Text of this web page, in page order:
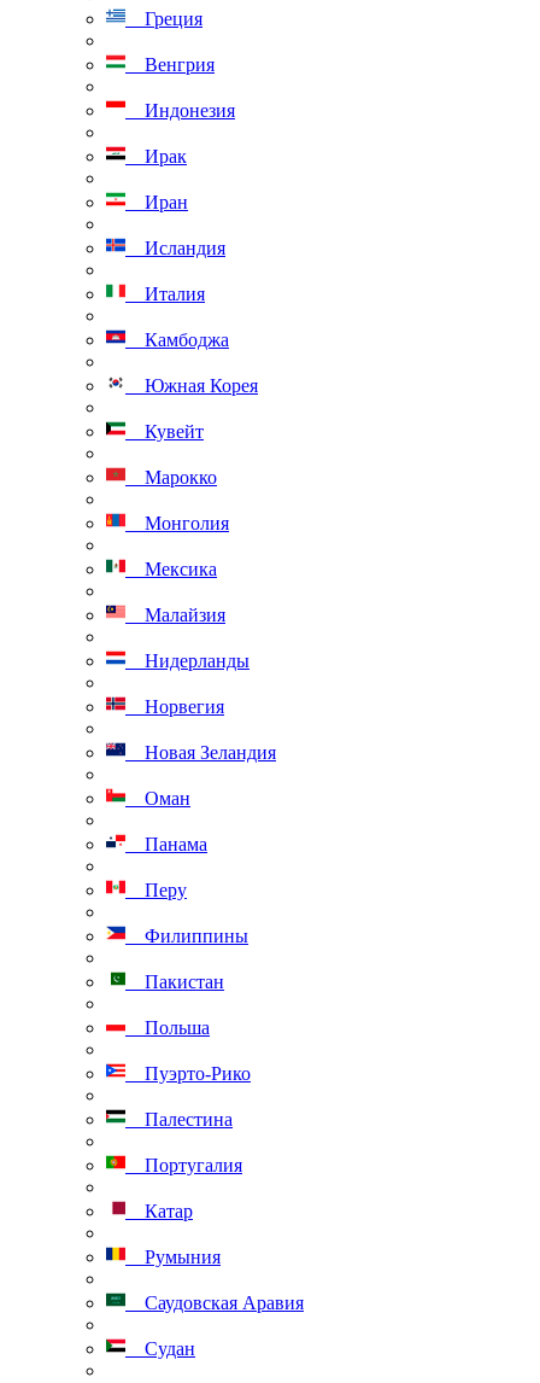
Греция
Венгрия
Индонезия
Ирак
Иран
Исландия
Италия
Камбоджа
Южная Корея
Кувейт
Марокко
Монголия
Мексика
Малайзия
Нидерланды
Норвегия
Новая Зеландия
Оман
Панама
Перу
Филиппины
Пакистан
Польша
Пуэрто-Рико
Палестина
Португалия
Катар
Румыния
Саудовская Аравия
Судан